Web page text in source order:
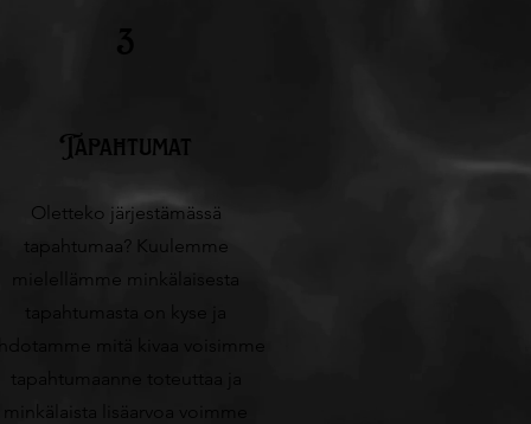
Tapahtumat
Oletteko järjestämässä
tapahtumaa? Kuulemme
mielellämme minkälaisesta
tapahtumasta on kyse ja
minkälaista lisäarvoa voimme